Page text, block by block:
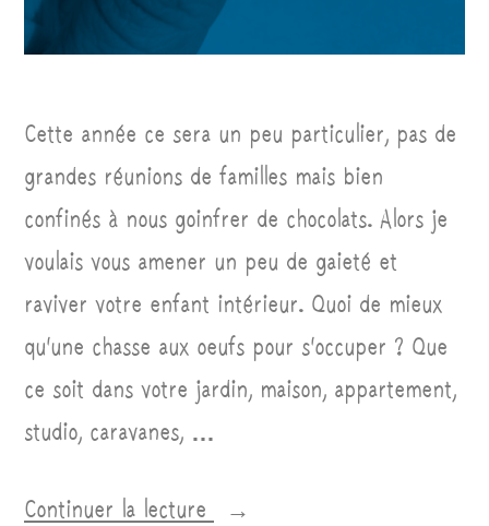
Cette année ce sera un peu particulier, pas de
grandes réunions de familles mais bien
confinés à nous goinfrer de chocolats. Alors je
voulais vous amener un peu de gaieté et
raviver votre enfant intérieur. Quoi de mieux
qu’une chasse aux oeufs pour s’occuper ? Que
ce soit dans votre jardin, maison, appartement,
studio, caravanes, …
Continuer la lecture